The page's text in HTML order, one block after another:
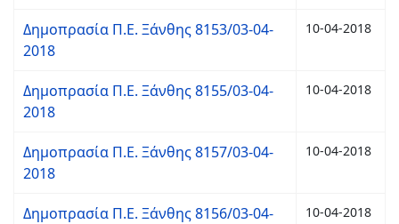
Δημοπρασία Π.Ε. Ξάνθης 8153/03-04-
2018
10-04-2018
Δημοπρασία Π.Ε. Ξάνθης 8155/03-04-
2018
10-04-2018
Δημοπρασία Π.Ε. Ξάνθης 8157/03-04-
2018
10-04-2018
Δημοπρασία Π.Ε. Ξάνθης 8156/03-04-
10-04-2018